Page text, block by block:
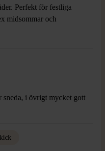
Perfekt för festliga
midsommar och
sneda, i övrigt mycket gott